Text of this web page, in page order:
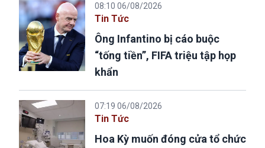
08:10 06/08/2026
Tin Tức
Ông Infantino bị cáo buộc
“tống tiền”, FIFA triệu tập họp
khẩn
07:19 06/08/2026
Tin Tức
Hoa Kỳ muốn đóng cửa tổ chức